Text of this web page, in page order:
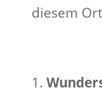
diesem